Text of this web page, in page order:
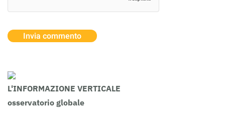
Invia commento
L'INFORMAZIONE VERTICALE
osservatorio globale